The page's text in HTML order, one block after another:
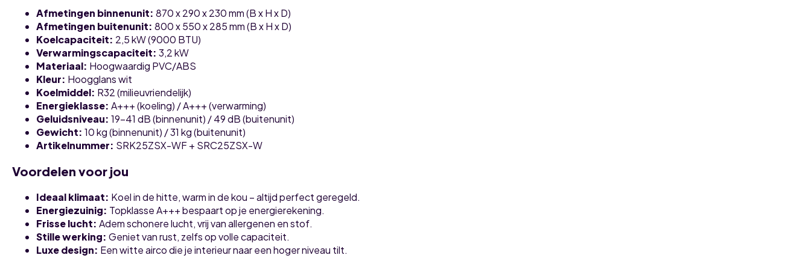
Afmetingen binnenunit: 870 x 290 x 230 mm (B x H x D)
Afmetingen buitenunit: 800 x 550 x 285 mm (B x H x D)
Koelcapaciteit: 2,5 kW (9000 BTU)
Verwarmingscapaciteit: 3,2 kW
Materiaal: Hoogwaardig PVC/ABS
Kleur: Hoogglans wit
Koelmiddel: R32 (milieuvriendelijk)
Energieklasse: A+++ (koeling) / A+++ (verwarming)
Geluidsniveau: 19-41 dB (binnenunit) / 49 dB (buitenunit)
Gewicht: 10 kg (binnenunit) / 31 kg (buitenunit)
Artikelnummer: SRK25ZSX-WF + SRC25ZSX-W
Voordelen voor jou
Ideaal klimaat: Koel in de hitte, warm in de kou – altijd perfect geregeld.
Energiezuinig: Topklasse A+++ bespaart op je energierekening.
Frisse lucht: Adem schonere lucht, vrij van allergenen en stof.
Stille werking: Geniet van rust, zelfs op volle capaciteit.
Luxe design: Een witte airco die je interieur naar een hoger niveau tilt.